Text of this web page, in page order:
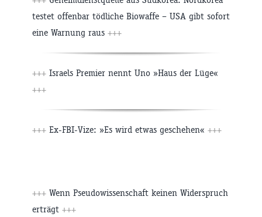
testet offenbar tödliche Biowaffe – USA gibt sofort
eine Warnung raus +++
+++ Israels Premier nennt Uno »Haus der Lüge«
+++
+++ Ex-FBI-Vize: »Es wird etwas geschehen« +++
+++ Wenn Pseudowissenschaft keinen Widerspruch
erträgt +++